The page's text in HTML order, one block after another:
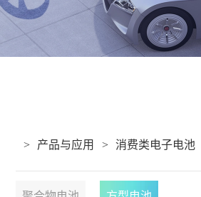
首
产品与应用 消费类电子电池